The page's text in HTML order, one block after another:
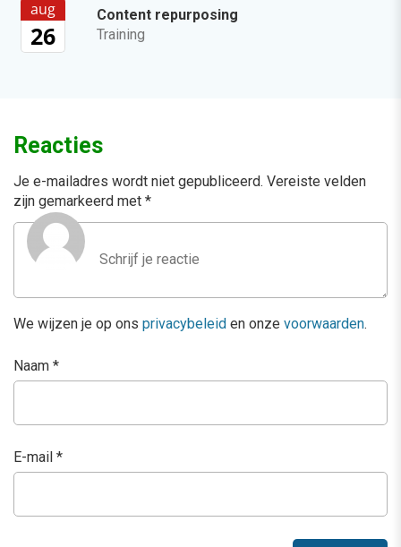
aug
26
Content repurposing
Training
Reacties
Je e-mailadres wordt niet gepubliceerd. Vereiste velden
zijn gemarkeerd met *
We wijzen je op ons privacybeleid en onze voorwaarden.
Naam *
E-mail *